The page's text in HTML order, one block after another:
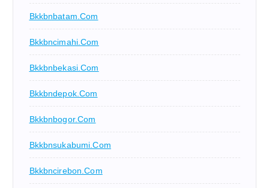
Bkkbnbatam.com
Bkkbncimahi.com
Bkkbnbekasi.com
Bkkbndepok.com
Bkkbnbogor.com
Bkkbnsukabumi.com
Bkkbncirebon.com